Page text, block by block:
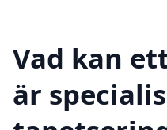
Vad kan
är